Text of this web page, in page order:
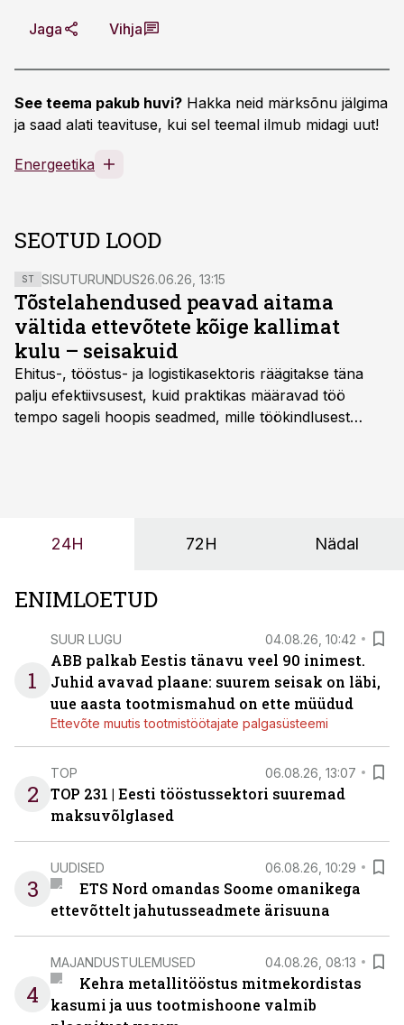
Jaga Vihja
See teema pakub huvi? Hakka neid märksõnu jälgima
ja saad alati teavituse, kui sel teemal ilmub midagi uut!
Energeetika
SEOTUD LOOD
ST SISUTURUNDUS26.06.26, 13:15
Tõstelahendused peavad aitama
vältida ettevõtete kõige kallimat
kulu – seisakuid
Ehitus-, tööstus- ja logistikasektoris räägitakse täna
palju efektiivsusest, kuid praktikas määravad töö
tempo sageli hoopis seadmed, mille töökindlusest
24H 72H Nädal
ENIMLOETUD
1
SUUR LUGU 04.08.26, 10:42
ABB palkab Eestis tänavu veel 90 inimest.
Juhid avavad plaane: suurem seisak on läbi,
uue aasta tootmismahud on ette müüdud
Ettevõte muutis tootmistöötajate palgasüsteemi
2
TOP 06.08.26, 13:07
TOP 231 | Eesti tööstussektori suuremad
maksuvõlglased
3
UUDISED 06.08.26, 10:29
ETS Nord omandas Soome omanikega
ettevõttelt jahutusseadmete ärisuuna
4
MAJANDUSTULEMUSED 04.08.26, 08:13
Kehra metallitööstus mitmekordistas
kasumi ja uus tootmishoone valmib